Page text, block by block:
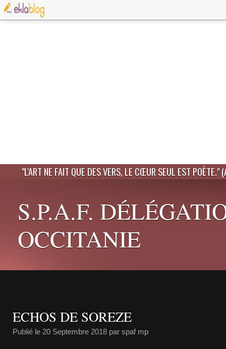
"L'ART NE FAIT QUE DES VERS, LE CŒUR SEUL EST POÈTE."
S.P.A.F.
OCCITANIE
ECHOS DE SOREZE
Publié le 20 Septembre 2018 par spaf mp